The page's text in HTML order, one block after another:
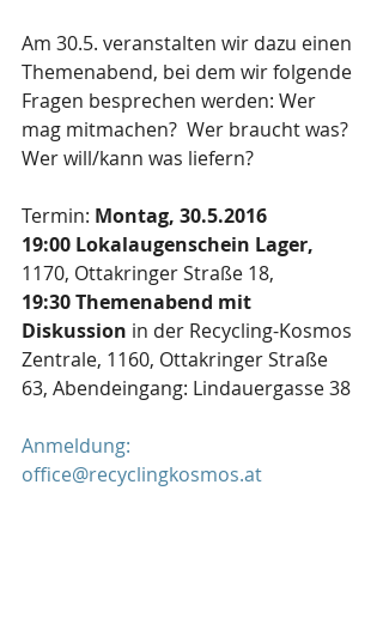
Am 30.5. veranstalten wir dazu einen
Themenabend, bei dem wir folgende
Fragen besprechen werden: Wer
mag mitmachen?  Wer braucht was?
Wer will/kann was liefern?
Termin: Montag, 30.5.2016
19:00 Lokalaugenschein Lager,
1170, Ottakringer Straße 18,
19:30 Themenabend mit
Diskussion in der Recycling-Kosmos
Zentrale, 1160, Ottakringer Straße
63, Abendeingang: Lindauergasse 38
Anmeldung:
office@recyclingkosmos.at